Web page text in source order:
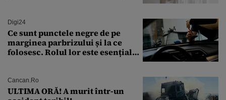
Digi24
Ce sunt punctele negre de pe
marginea parbrizului și la ce
folosesc. Rolul lor este esențial
Cancan.ro
ULTIMA ORĂ! A murit într-un